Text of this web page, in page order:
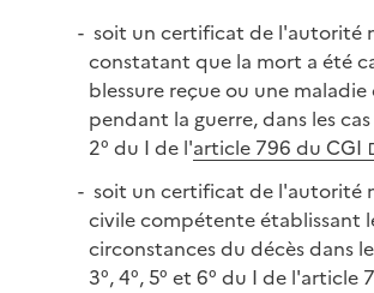
soit un certificat de l'autorité
constatant que la mort a été
blessure reçue ou une
pendant la guerre, dans les cas
2° du I de l'article 796 du CGI
soit un certificat de l'autorité
civile compétente établissant
circonstances du décès dans
3°, 4°, 5° et 6° du I de l'article